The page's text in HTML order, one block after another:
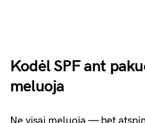
Kodėl SPF ant
meluoja